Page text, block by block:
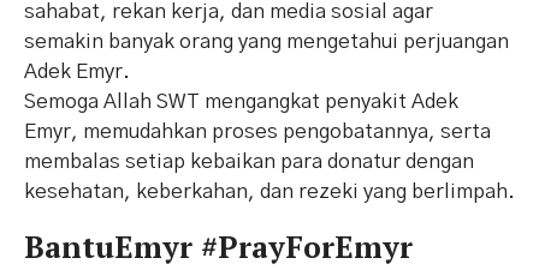
sahabat, rekan kerja, dan media sosial agar
semakin banyak orang yang mengetahui perjuangan
Adek Emyr.
Semoga Allah SWT mengangkat penyakit Adek
Emyr, memudahkan proses pengobatannya, serta
membalas setiap kebaikan para donatur dengan
kesehatan, keberkahan, dan rezeki yang berlimpah.
BantuEmyr #PrayForEmyr